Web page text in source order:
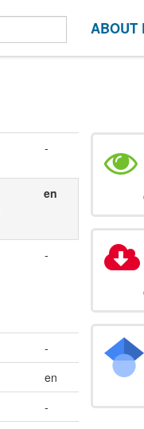
ABOUT
-
en
-
-
en
-